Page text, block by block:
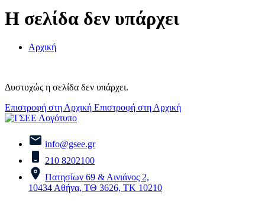
Η σελίδα δεν υπάρχει
Αρχική
Δυστυχώς η σελίδα δεν υπάρχει.
Επιστροφή στη Αρχική Επιστροφή στη Αρχική
info@gsee.gr
210 8202100
Πατησίων 69 & Αινιάνος 2,
10434 Αθήνα, ΤΘ 3626, ΤΚ 10210